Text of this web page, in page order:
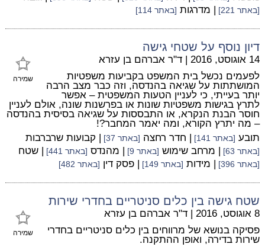
[באתר 221] | מדרגות [באתר 114]
דיון נוסף על שטחי גישה
שמירה
14 אוגוסט, 2016 | ד"ר אברהם בן עזרא
לפעמים נכשל בית המשפט בקביעות משפטיות
המושתתות על שגיאה בהנדסה, וזה כבר מצב הרבה
יותר בעייתי, כי לעניין הטעות המשפטית – אפשר
לתרץ בגישות משפטיות שונות או בפרשנות שונה, אולם לעניין
חוסר הבנת הנקרא, או התבססות על שגיאה בסיסית בהנדסה
– מה יתרץ הקורא, ומה יאמר המחבר?!
תובע [באתר 141] | חדר רחצה [באתר 37] | קבועות שרברבות
[באתר 63] | מרחב שימוש [באתר 9] | מהנדס [באתר 441] | שטח
[באתר 396] | מידות [באתר 149] | פסק דין [באתר 482]
שטח גישה בין כלים סניטריים בחדרי שירות
שמירה
8 אוגוסט, 2016 | ד"ר אברהם בן עזרא
פסיקה בנושא של מרווחים בין כלים סניטריים בחדרי
שירות בדירה, ואופן ההתקנה.